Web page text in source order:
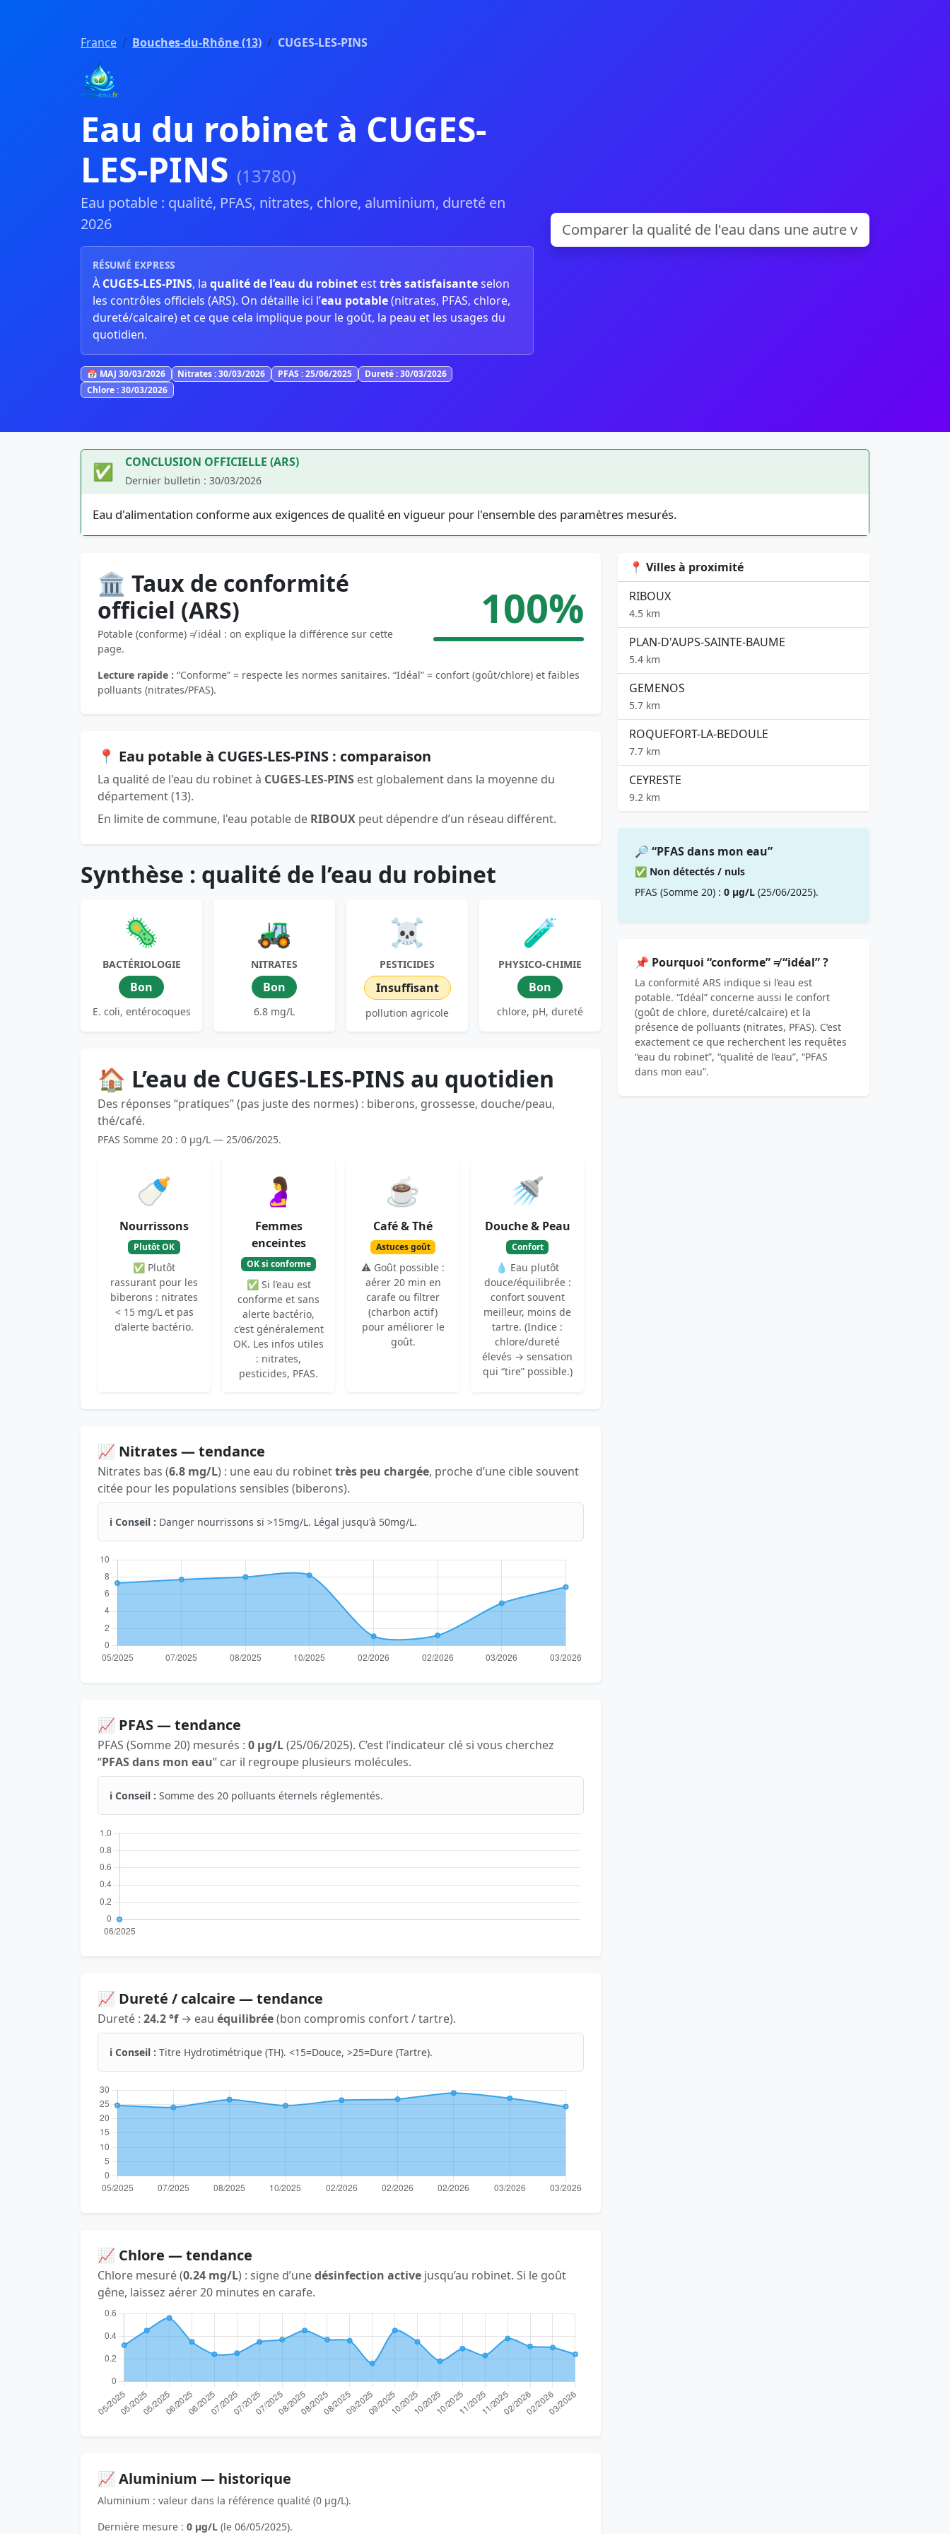
France Bouches-du-Rhône (13) CUGES-LES-PINS
Eau du robinet à CUGES-
LES-PINS (13780)
Eau potable : qualité, PFAS, nitrates, chlore, aluminium, dureté en
2026
RÉSUMÉ EXPRESS
À CUGES-LES-PINS, la qualité de l’eau du robinet esttrès satisfaisanteselon
les contrôles officiels (ARS). On détaille ici l’eau potable(nitrates, PFAS, chlore,
dureté/calcaire) et ce que cela implique pour le goût, la peau et les usages du
quotidien.
📅 MAJ 30/03/2026 Nitrates : 30/03/2026 PFAS : 25/06/2025
Dureté : 30/03/2026
Chlore : 30/03/2026
✅ CONCLUSION OFFICIELLE (ARS)
Dernier bulletin : 30/03/2026
Eau d'alimentation conforme aux exigences de qualité en vigueur pour l'ensemble des paramètres mesurés.
🏛️ Taux de conformité
officiel (ARS)
Potable (conforme) ≠ idéal : on explique la différence sur cette
page.
100%
Lecture rapide : “Conforme” = respecte les normes sanitaires. “Idéal” = confort (goût/chlore) et faibles
polluants (nitrates/PFAS).
📍 Eau potable à CUGES-LES-PINS : comparaison
La qualité de l'eau du robinet à CUGES-LES-PINS est globalement dans la moyenne du
département (13).
En limite de commune, l'eau potable de RIBOUX peut dépendre d’un réseau différent.
Synthèse : qualité de l’eau du robinet
🦠
BACTÉRIOLOGIE
Bon
E. coli, entérocoques
🚜
NITRATES
Bon
6.8 mg/L
☠️
PESTICIDES
Insuffisant
pollution agricole
🧪
PHYSICO-CHIMIE
Bon
chlore, pH, dureté
🏠 L’eau de CUGES-LES-PINS au quotidien
Des réponses “pratiques” (pas juste des normes) : biberons, grossesse, douche/peau,
thé/café.
PFAS Somme 20 : 0 µg/L — 25/06/2025.
🍼
Nourrissons
Plutôt OK
✅ Plutôt
rassurant pour les
biberons : nitrates
< 15 mg/L et pas
d’alerte bactério.
🤰
Femmes
enceintes
OK si conforme
✅ Si l’eau est
conforme et sans
alerte bactério,
c’est généralement
OK. Les infos utiles
: nitrates,
pesticides, PFAS.
☕
Café & Thé
Astuces goût
⚠️ Goût possible :
aérer 20 min en
carafe ou filtrer
(charbon actif)
pour améliorer le
goût.
🚿
Douche & Peau
Confort
💧 Eau plutôt
douce/équilibrée :
confort souvent
meilleur, moins de
tartre. (Indice :
chlore/dureté
élevés → sensation
qui “tire” possible.)
📈 Nitrates — tendance
Nitrates bas (6.8 mg/L) : une eau du robinettrès peu chargée, proche d’une cible souvent
citée pour les populations sensibles (biberons).
ℹ️ Conseil : Danger nourrissons si >15mg/L. Légal jusqu'à 50mg/L.
📈 PFAS — tendance
PFAS (Somme 20) mesurés : 0 µg/L(25/06/2025). C’est l’indicateur clé si vous cherchez
“PFAS dans mon eau” car il regroupe plusieurs molécules.
ℹ️ Conseil : Somme des 20 polluants éternels réglementés.
📈 Dureté / calcaire — tendance
Dureté : 24.2 °f→ eau équilibrée(bon compromis confort / tartre).
ℹ️ Conseil : Titre Hydrotimétrique (TH). <15=Douce, >25=Dure (Tartre).
📈 Chlore — tendance
Chlore mesuré (0.24 mg/L) : signe d’unedésinfection active jusqu’au robinet. Si le goût
gêne, laissez aérer 20 minutes en carafe.
📈 Aluminium — historique
Aluminium : valeur dans la référence qualité (0 µg/L).
Dernière mesure : 0 µg/L (le 06/05/2025).
📍 Villes à proximité
RIBOUX
4.5 km
PLAN-D'AUPS-SAINTE-BAUME
5.4 km
GEMENOS
5.7 km
ROQUEFORT-LA-BEDOULE
7.7 km
CEYRESTE
9.2 km
🔎 “PFAS dans mon eau”
✅ Non détectés / nuls
PFAS (Somme 20) : 0 µg/L (25/06/2025).
📌 Pourquoi “conforme” ≠ “idéal” ?
La conformité ARS indique si l’eau est
potable. “Idéal” concerne aussi le confort
(goût de chlore, dureté/calcaire) et la
présence de polluants (nitrates, PFAS). C’est
exactement ce que recherchent les requêtes
“eau du robinet”, “qualité de l’eau”, “PFAS
dans mon eau”.